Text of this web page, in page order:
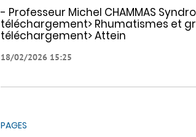
- Professeur Michel CHAMMAS
téléchargement> Rhumatismes et
téléchargement> Attein
18/02/2026 15:25
PAGES